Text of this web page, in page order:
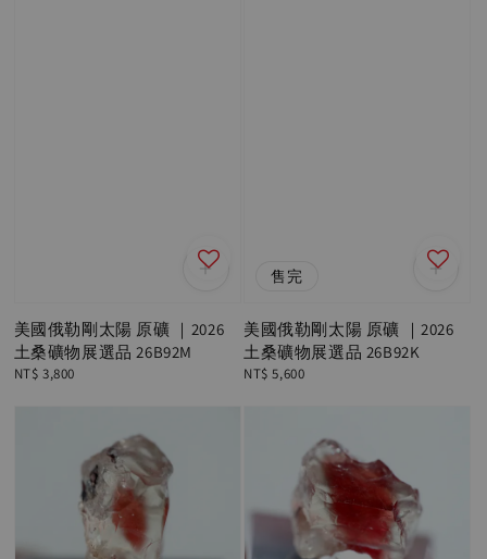
美國俄勒剛太陽 原礦 ｜2026
土桑礦物展選品 26B92M
Regular
NT$ 3,800
售完
美國俄勒剛太陽 原礦 ｜2026
土桑礦物展選品 26B92K
Regular
NT$ 5,600